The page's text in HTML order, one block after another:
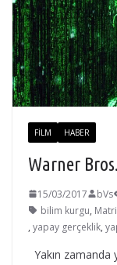
FILM HABER
Warner
15/03/2017 bVs
bilim kurgu,
, yapay gerçeklik,
Yakın